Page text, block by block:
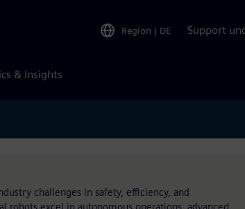
Region | DE Support
& Insights
challenges in safety, efficiency, and
robots excel in autonomous operations, advanced